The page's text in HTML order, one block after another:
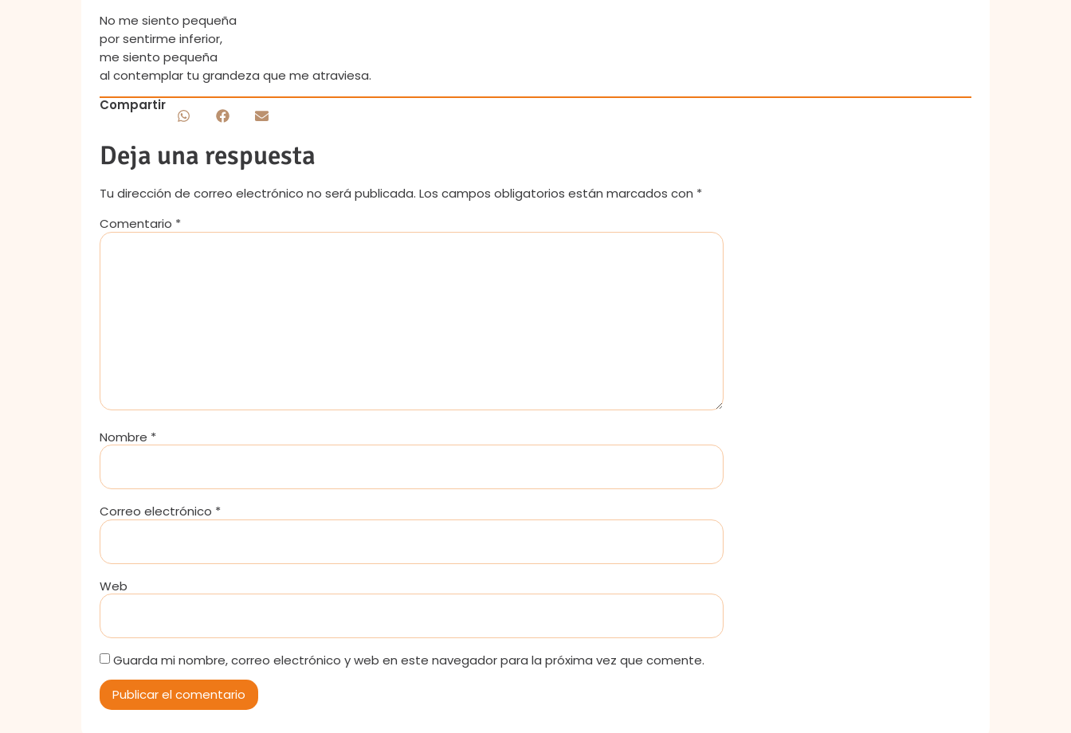
No me siento pequeña
por sentirme inferior,
me siento pequeña
al contemplar tu grandeza que me atraviesa.
Compartir
Deja una respuesta
Tu dirección de correo electrónico no será publicada. Los campos obligatorios están marcados con *
Comentario *
Nombre *
Correo electrónico *
Web
Guarda mi nombre, correo electrónico y web en este navegador para la próxima vez que comente.